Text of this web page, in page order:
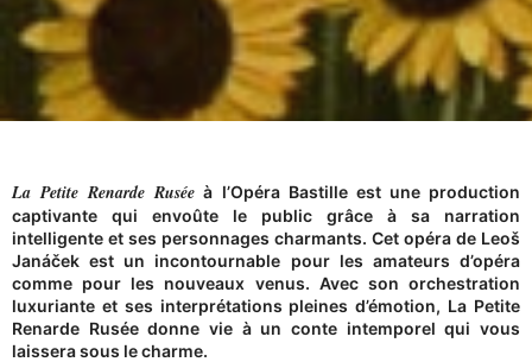
La Petite Renarde Rusée à l’Opéra Bastille est une production
captivante qui envoûte le public grâce à sa narration
intelligente et ses personnages charmants. Cet opéra de Leoš
Janáček est un incontournable pour les amateurs d’opéra
comme pour les nouveaux venus. Avec son orchestration
luxuriante et ses interprétations pleines d’émotion, La Petite
Renarde Rusée donne vie à un conte intemporel qui vous
laissera sous le charme.